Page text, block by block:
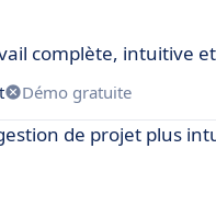
complète, intuitive
Démo gratuite
de projet plus